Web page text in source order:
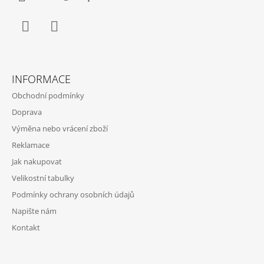
INFORMACE
Obchodní podmínky
Doprava
Výměna nebo vrácení zboží
Reklamace
Jak nakupovat
Velikostní tabulky
Podmínky ochrany osobních údajů
Napište nám
Kontakt